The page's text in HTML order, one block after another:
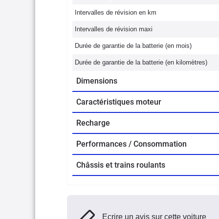
Intervalles de révision en km
Intervalles de révision maxi
Durée de garantie de la batterie (en mois)
Durée de garantie de la batterie (en kilomètres)
Dimensions
Caractéristiques moteur
Recharge
Performances / Consommation
Châssis et trains roulants
Ecrire un avis sur cette voiture